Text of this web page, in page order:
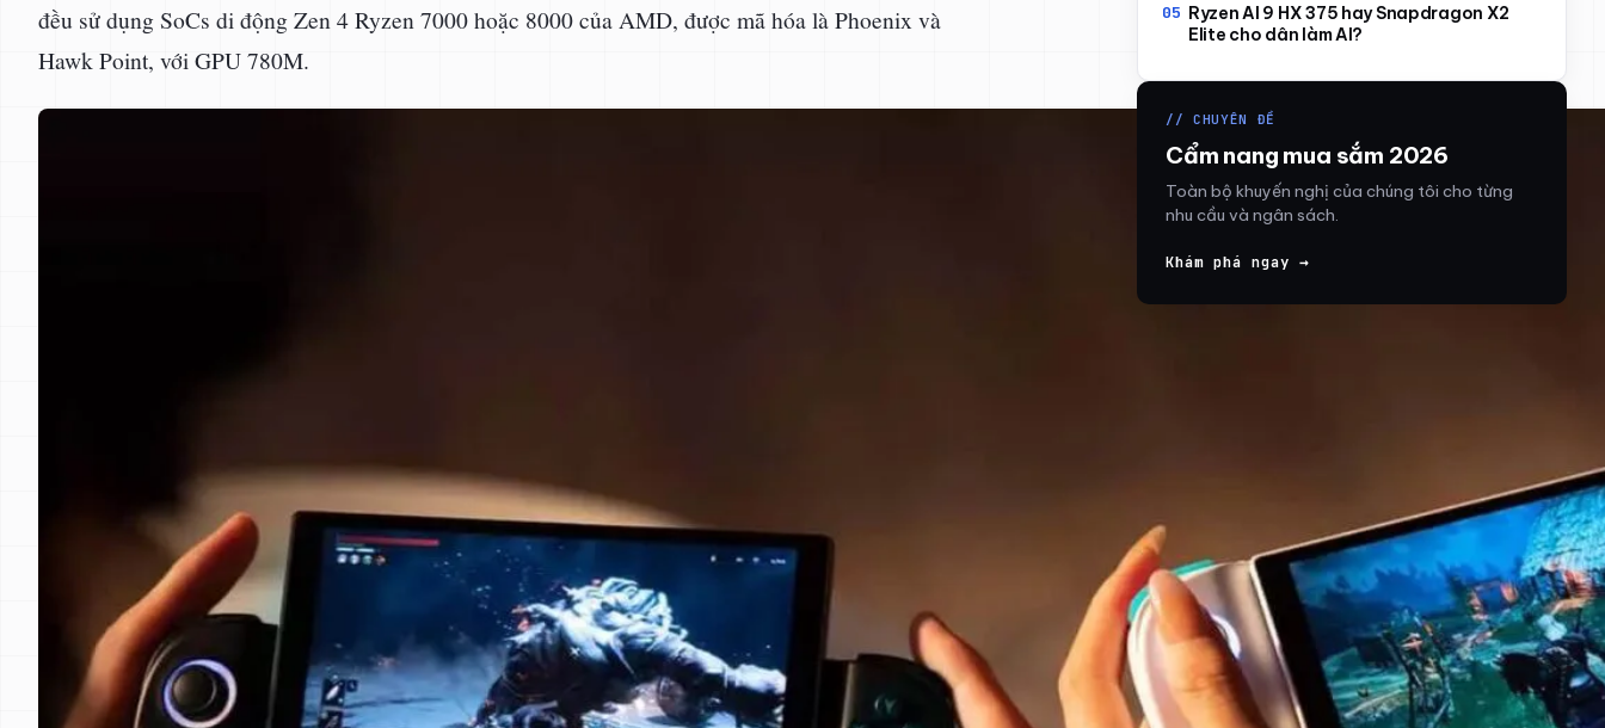
đều sử dụng SoCs di động Zen 4 Ryzen 7000 hoặc 8000 của AMD, được mã hóa là Phoenix và
Hawk Point, với GPU 780M.
Ryzen AI 9 HX 375 hay Snapdragon X2
Elite cho dân làm AI?
// CHUYÊN ĐỀ
Cẩm nang mua sắm 2026
Toàn bộ khuyến nghị của chúng tôi cho từng
nhu cầu và ngân sách.
Khám phá ngay →